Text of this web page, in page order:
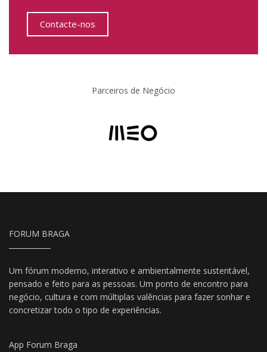
Contacte-nos
Parceiros de Negócio
FORUM BRAGA
Um fórum moderno, interativo e ambientalmente sustentável,
pensado e feito para as pessoas. Um ponto de encontro para
negócio, cultura e com múltiplas valências para fazer sonhar e
concretizar todo o tipo de experiências.
App Forum Braga